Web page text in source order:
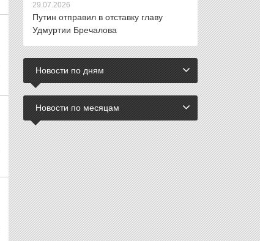
29.07.2026
Путин отправил в отставку главу
Удмуртии Бречалова
Новости по дням
Новости по месяцам